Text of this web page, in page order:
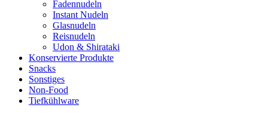
Fadennudeln
Instant Nudeln
Glasnudeln
Reisnudeln
Udon & Shirataki
Konservierte Produkte
Snacks
Sonstiges
Non-Food
Tiefkühlware